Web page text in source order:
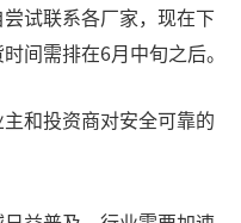
试联系各厂家，现在下
间需排在6月中旬之后。
和投资商对安全可靠的